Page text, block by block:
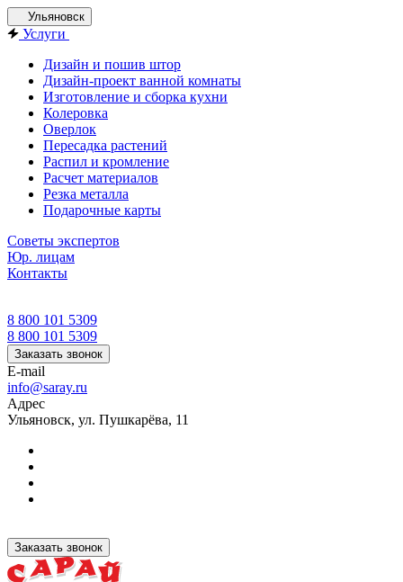
Ульяновск
Услуги
Дизайн и пошив штор
Дизайн-проект ванной комнаты
Изготовление и сборка кухни
Колеровка
Оверлок
Пересадка растений
Распил и кромление
Расчет материалов
Резка металла
Подарочные карты
Советы экспертов
Юр. лицам
Контакты
8 800 101 5309
8 800 101 5309
Заказать звонок
E-mail
info@saray.ru
Адрес
Ульяновск, ул. Пушкарёва, 11
Заказать звонок